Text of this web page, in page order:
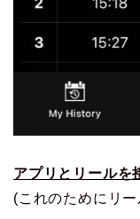
アプリとリールを
(これのためにリ